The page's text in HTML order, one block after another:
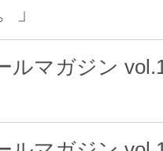
」
ルマガジン